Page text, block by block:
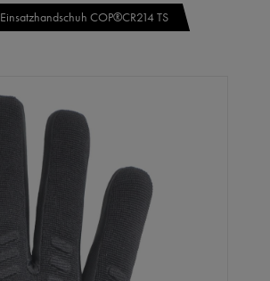
Einsatzhandschuh COP®CR214 TS